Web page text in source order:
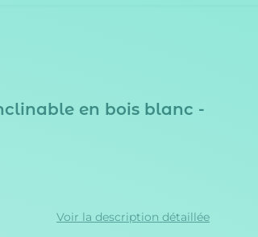
en bois blanc -
Voir la description détaillée